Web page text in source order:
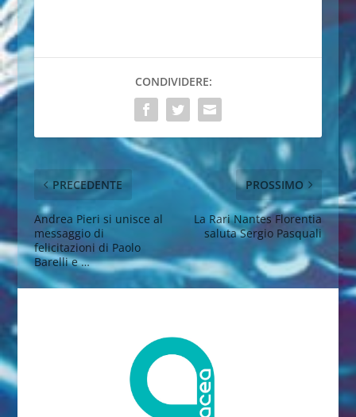
CONDIVIDERE:
PRECEDENTE
Andrea Pieri si unisce al
messaggio di
felicitazioni di Paolo
Barelli e …
PROSSIMO
La Rari Nantes Florentia
saluta Sergio Pasquali